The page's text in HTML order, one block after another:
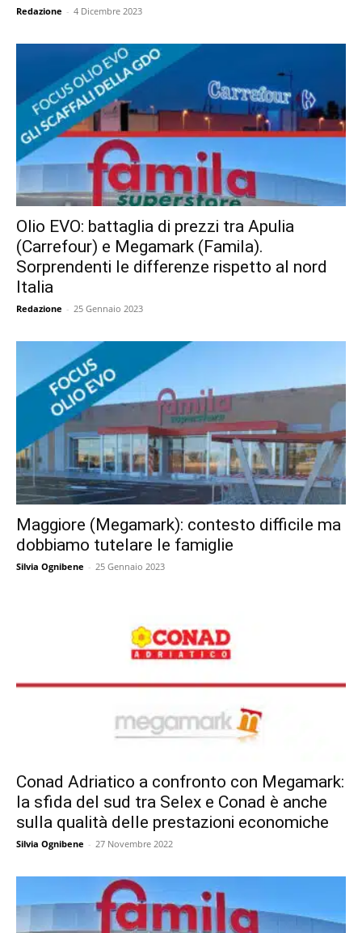
Redazione - 4 Dicembre 2023
Olio EVO: battaglia di prezzi tra Apulia
(Carrefour) e Megamark (Famila).
Sorprendenti le differenze rispetto al nord
Italia
Redazione - 25 Gennaio 2023
Maggiore (Megamark): contesto difficile ma
dobbiamo tutelare le famiglie
Silvia Ognibene - 25 Gennaio 2023
Conad Adriatico a confronto con Megamark:
la sfida del sud tra Selex e Conad è anche
sulla qualità delle prestazioni economiche
Silvia Ognibene - 27 Novembre 2022